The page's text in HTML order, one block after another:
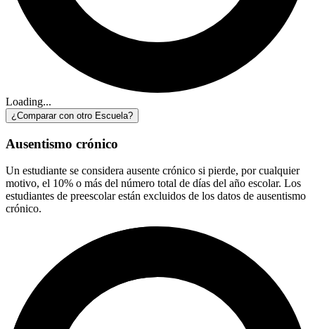
Loading...
¿Comparar con otro Escuela?
Ausentismo crónico
Un estudiante se considera ausente crónico si pierde, por cualquier
motivo, el 10% o más del número total de días del año escolar. Los
estudiantes de preescolar están excluidos de los datos de ausentismo
crónico.